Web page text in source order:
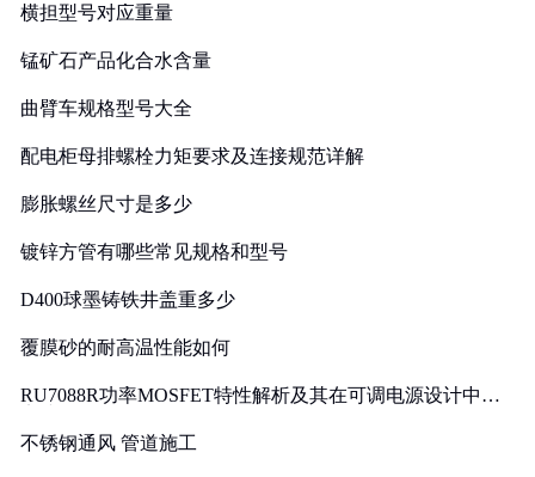
横担型号对应重量
锰矿石产品化合水含量
曲臂车规格型号大全
配电柜母排螺栓力矩要求及连接规范详解
膨胀螺丝尺寸是多少
镀锌方管有哪些常见规格和型号
D400球墨铸铁井盖重多少
覆膜砂的耐高温性能如何
RU7088R功率MOSFET特性解析及其在可调电源设计中的
不锈钢通风 管道施工